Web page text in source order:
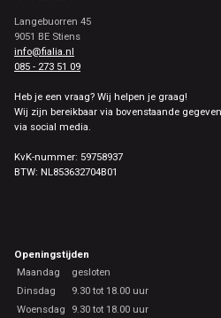
Langebuorren 45
9051 BE Stiens
info@fialia.nl
085 - 273 51 09
Heb je een vraag? Wij helpen je graag!
Wij zijn bereikbaar via bovenstaande
via social media.
KvK-nummer: 59758937
BTW: NL853632704B01
Openingstijden
Maandag
gesloten
Dinsdag
9.30 tot 18.00 uur
Woensdag
9.30 tot 18.00 uur